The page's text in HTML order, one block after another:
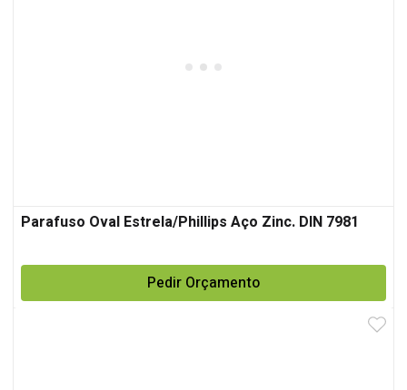
Parafuso Oval Estrela/Phillips Aço Zinc. DIN 7981
Pedir Orçamento